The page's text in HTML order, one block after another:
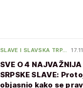
SLAVE I SLAVSKA TRP…
SVE O 4
SRPSKE SLAVE:
objasnio kako se